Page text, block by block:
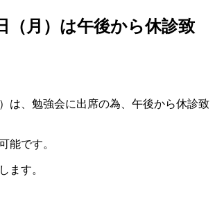
（月）は午後から休診致
は、勉強会に出席の為、午後から休診致
能です。
ます。